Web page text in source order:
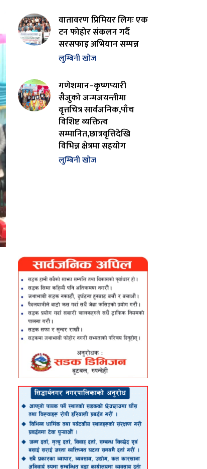
वातावरण प्रिमियर लिगः एक
टन फोहोर संकलन गर्दै
सरसफाइ अभियान सम्पन्न
लुम्बिनी खोज
गणेशमान–कृष्णप्यारी
सैजुको जन्मजयन्तीमा
वृत्तचित्र सार्वजनिक,पाँच
विशिष्ट व्यक्तित्व
सम्मानित,छात्रवृत्तिदेखि
विभिन्न क्षेत्रमा सहयोग
लुम्बिनी खोज